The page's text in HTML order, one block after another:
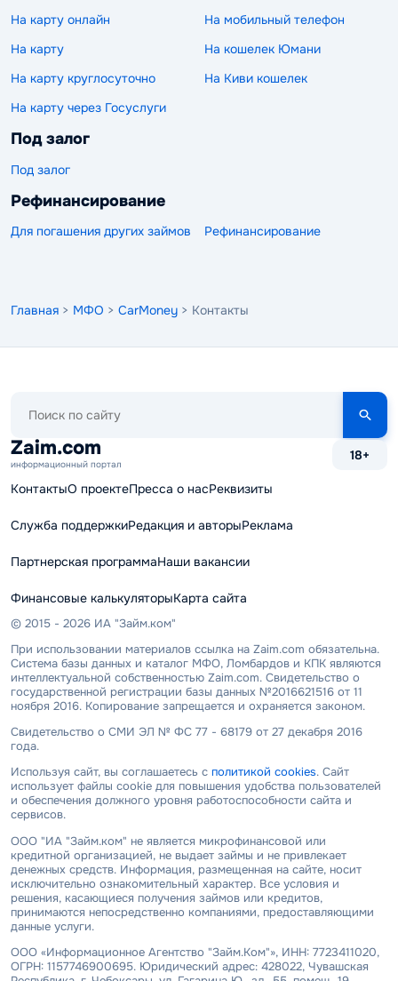
На карту онлайн
На мобильный телефон
На карту
На кошелек Юмани
На карту круглосуточно
На Киви кошелек
На карту через Госуслуги
Под залог
Под залог
Рефинансирование
Для погашения других займов Рефинансирование
Главная > МФО > CarMoney > Контакты
сайту
Zaim.com
информационный портал
18+
КонтактыО проектеПресса о насРеквизиты
Служба поддержкиРедакция и авторыРеклама
Партнерская программаНаши вакансии
Финансовые калькуляторыКарта сайта
© 2015 - 2026 ИА "Займ.ком"
При использовании материалов ссылка на Zaim.com обязательна.
Система базы данных и каталог МФО, Ломбардов и КПК являются
интеллектуальной собственностью Zaim.com. Свидетельство о
государственной регистрации базы данных №2016621516 от 11
ноября 2016. Копирование запрещается и охраняется законом.
Свидетельство о СМИ ЭЛ № ФС 77 - 68179 от 27 декабря 2016
года.
Используя сайт, вы соглашаетесь с политикой cookies. Сайт
использует файлы cookie для повышения удобства пользователей
и обеспечения должного уровня работоспособности сайта и
сервисов.
ООО "ИА "Займ.ком" не является микрофинансовой или
кредитной организацией, не выдает займы и не привлекает
денежных средств. Информация, размещенная на сайте, носит
исключительно ознакомительный характер. Все условия и
решения, касающиеся получения займов или кредитов,
принимаются непосредственно компаниями, предоставляющими
данные услуги.
ООО «Информационное Агентство "Займ.Ком"», ИНН: 7723411020,
ОГРН: 1157746900695. Юридический адрес: 428022, Чувашская